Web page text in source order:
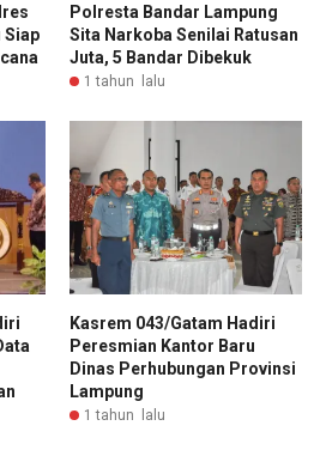
Siap
Polresta Bandar Lampung
Sita Narkoba Senilai Ratusan
Juta, 5 Bandar Dibekuk
1 tahun lalu
Kasrem 043/Gatam Hadiri
Peresmian Kantor Baru
Dinas Perhubungan Provinsi
Lampung
1 tahun lalu